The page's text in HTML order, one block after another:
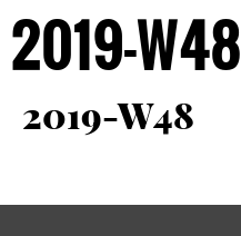
2019-W48
2019-W48